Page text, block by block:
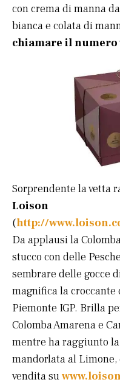
con crema di manna
bianca e colata di
chiamare il numero
Sorprendente la vetta
Loison
(http://
Da applausi la
stucco con delle
sembrare delle gocce
magnifica la croccante
Piemonte IGP. Brilla
Colomba Amarena e
mentre ha raggiunto
mandorlata al
vendita su